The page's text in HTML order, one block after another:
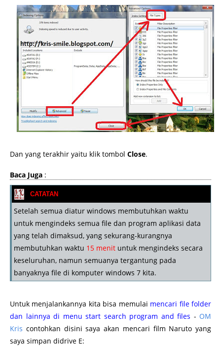
Dan yang terakhir yaitu klik tombol Close.
Baca Juga :
CATATAN
Setelah semua diatur windows membutuhkan waktu
untuk mengindeks semua file dan program aplikasi data
yang telah dimaksud, yang sekurang-kurangnya
membutuhkan waktu 15 menit untuk mengindeks secara
keseluruhan, namun semuanya tergantung pada
banyaknya file di komputer windows 7 kita.
Untuk menjalankannya kita bisa memulai mencari file folder
dan lainnya di menu start search program and files - OM
Kris contohkan disini saya akan mencari film Naruto yang
saya simpan didrive E: